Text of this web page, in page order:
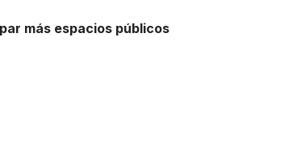
más espacios públicos